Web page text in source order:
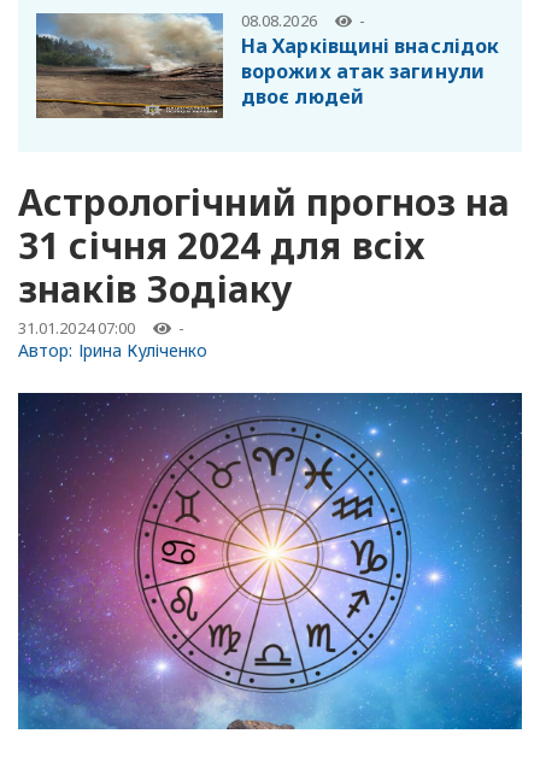
08.08.2026 -
На Харківщині внаслідок
ворожих атак загинули
двоє людей
Астрологічний прогноз на
31 січня 2024 для всіх
знаків Зодіаку
31.01.2024 07:00 -
Автор: Ірина Куліченко